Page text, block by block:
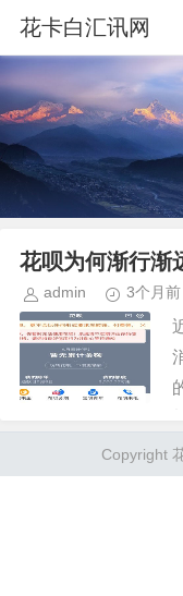
花卡白汇讯网
花呗为何渐行渐
admin 3个月前
Copyright